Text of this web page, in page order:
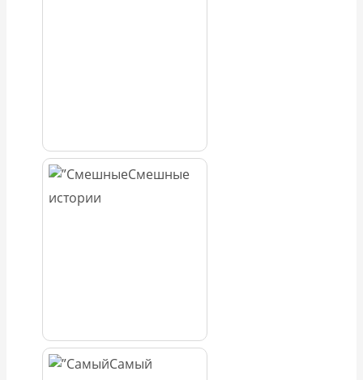
Смешные
истории
Самый